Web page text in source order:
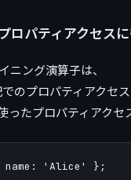
ロパティアクセス
ニング演算子は、
のプロパティアクセス
ったプロパティアクセ
name: 'Alice' };